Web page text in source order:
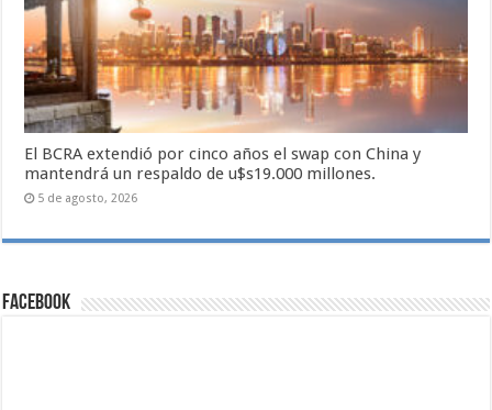
El BCRA extendió por cinco años el swap con China y
mantendrá un respaldo de u$s19.000 millones.
5 de agosto, 2026
Facebook